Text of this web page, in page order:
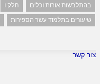
בהתלבשות אורות וכלים
חלק ו
שיעורים בתלמוד עשר הספירות
צור קשר